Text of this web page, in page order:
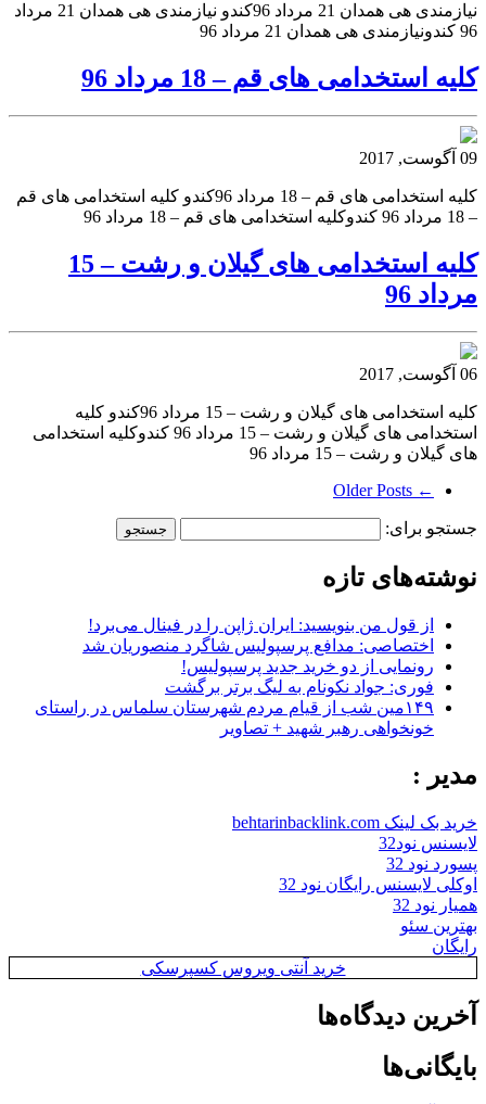
نیازمندی هی همدان 21 مرداد 96کندو نیازمندی هی همدان 21 مرداد
96 کندونیازمندی هی همدان 21 مرداد 96
کلیه استخدامی های قم – 18 مرداد 96
09 آگوست, 2017
کلیه استخدامی های قم – 18 مرداد 96کندو کلیه استخدامی های قم
– 18 مرداد 96 کندوکلیه استخدامی های قم – 18 مرداد 96
کلیه استخدامی های گیلان و رشت – 15
مرداد 96
06 آگوست, 2017
کلیه استخدامی های گیلان و رشت – 15 مرداد 96کندو کلیه
استخدامی های گیلان و رشت – 15 مرداد 96 کندوکلیه استخدامی
های گیلان و رشت – 15 مرداد 96
← Older Posts
جستجو برای:
نوشته‌های تازه
از قول من بنویسید: ایران ژاپن را در فینال می‌برد!
اختصاصی: مدافع پرسپولیس شاگرد منصوریان شد
رونمایی از دو خرید جدید پرسپولیس!
فوری: جواد نکونام به لیگ برتر برگشت
۱۴۹مین شب از قیام مردم شهرستان سلماس در راستای
خونخواهی رهبر شهید + تصاویر
مدیر :
خرید بک لینک behtarinbacklink.com
لایسنس نود32
پسورد نود 32
اوکلی لایسنس رایگان نود 32
همیار نود 32
بهترین سئو
رایگان
خرید آنتی ویروس کسپرسکی
آخرین دیدگاه‌ها
بایگانی‌ها